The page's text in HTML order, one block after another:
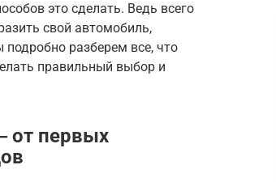
это сделать. Ведь всего
свой автомобиль,
разберем все, что
правильный выбор и
от первых